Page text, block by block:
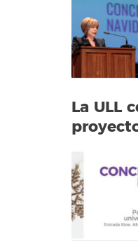
La ULL